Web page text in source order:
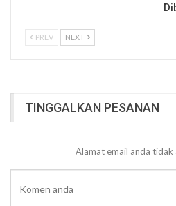
PREV NEXT
TINGGALKAN PESANAN
Alamat email anda tidak